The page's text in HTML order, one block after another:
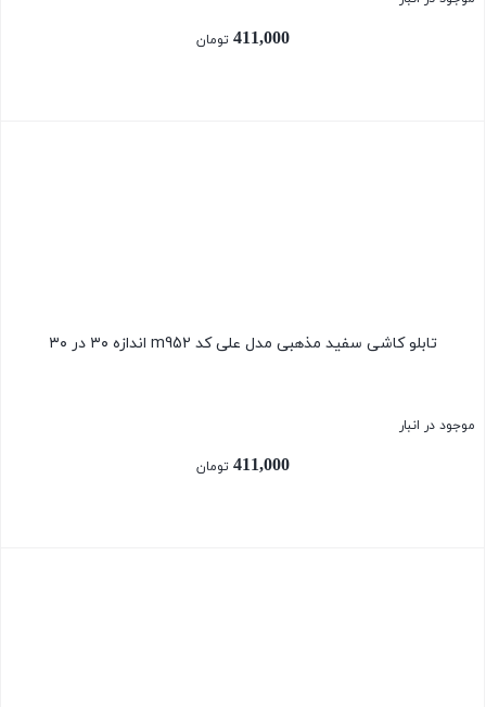
411,000 تومان
تابلو کاشی سفید مذهبی مدل علی کد m952 اندازه ۳۰ در ۳۰
موجود در انبار
411,000 تومان